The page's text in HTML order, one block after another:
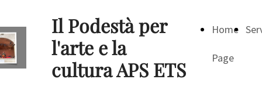
Home
Page
Il Podestà per
l'arte e la
cultura APS ETS